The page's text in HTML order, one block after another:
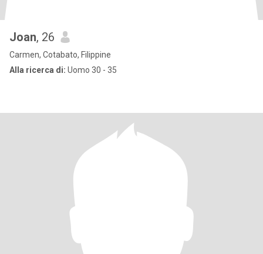
Joan, 26
Carmen, Cotabato, Filippine
Alla ricerca di: Uomo 30 - 35